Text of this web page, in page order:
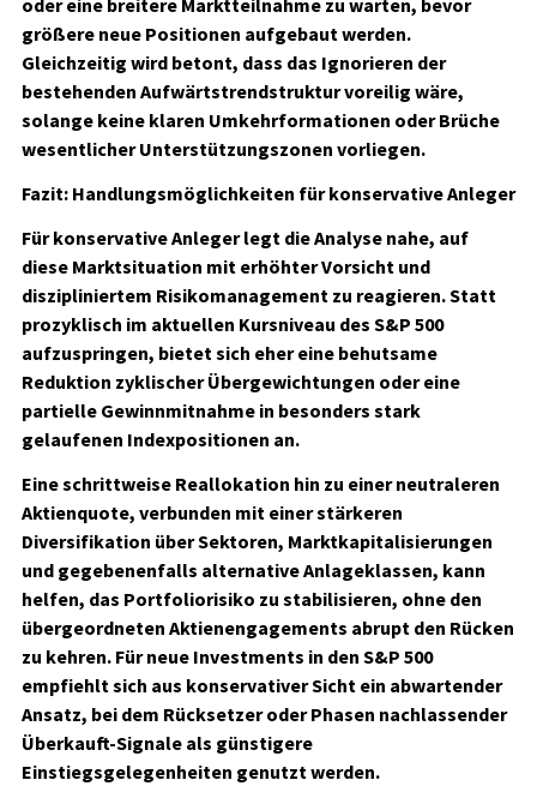
oder eine breitere Marktteilnahme zu warten, bevor
größere neue Positionen aufgebaut werden.
Gleichzeitig wird betont, dass das Ignorieren der
bestehenden Aufwärtstrendstruktur voreilig wäre,
solange keine klaren Umkehrformationen oder Brüche
wesentlicher Unterstützungszonen vorliegen.
Fazit: Handlungsmöglichkeiten für konservative Anleger
Für konservative Anleger legt die Analyse nahe, auf
diese Marktsituation mit erhöhter Vorsicht und
diszipliniertem Risikomanagement zu reagieren. Statt
prozyklisch im aktuellen Kursniveau des S&P 500
aufzuspringen, bietet sich eher eine behutsame
Reduktion zyklischer Übergewichtungen oder eine
partielle Gewinnmitnahme in besonders stark
gelaufenen Indexpositionen an.
Eine schrittweise Reallokation hin zu einer neutraleren
Aktienquote, verbunden mit einer stärkeren
Diversifikation über Sektoren, Marktkapitalisierungen
und gegebenenfalls alternative Anlageklassen, kann
helfen, das Portfoliorisiko zu stabilisieren, ohne den
übergeordneten Aktienengagements abrupt den Rücken
zu kehren. Für neue Investments in den S&P 500
empfiehlt sich aus konservativer Sicht ein abwartender
Ansatz, bei dem Rücksetzer oder Phasen nachlassender
Überkauft-Signale als günstigere
Einstiegsgelegenheiten genutzt werden.